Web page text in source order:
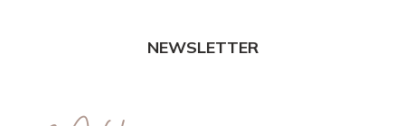
NEWSLETTER